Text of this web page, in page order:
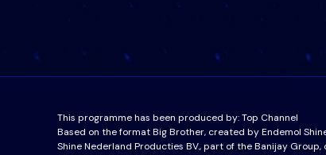
This programme has been produced by:Top Channel
Based on the format Big Brother, created by Endemol
Shine Nederland Producties BV., part of the Banijay